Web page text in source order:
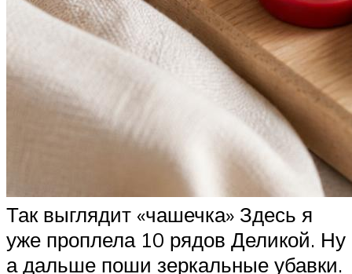
Так выглядит «чашечка» Здесь я
уже проплела 10 рядов Деликой. Ну
а дальше поши зеркальные убавки.